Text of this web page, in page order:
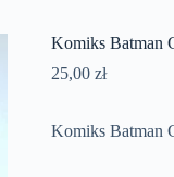
Komiks Batman
25,00 zł
Komiks Batman